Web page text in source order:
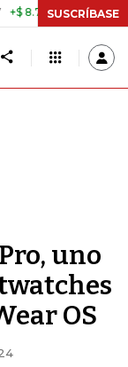
+2,19% TASA DE
SUSCRÍBASE
uno
OS